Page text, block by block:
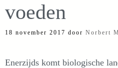
voeden
18 november 2017 door Norbert
Enerzijds komt biologische